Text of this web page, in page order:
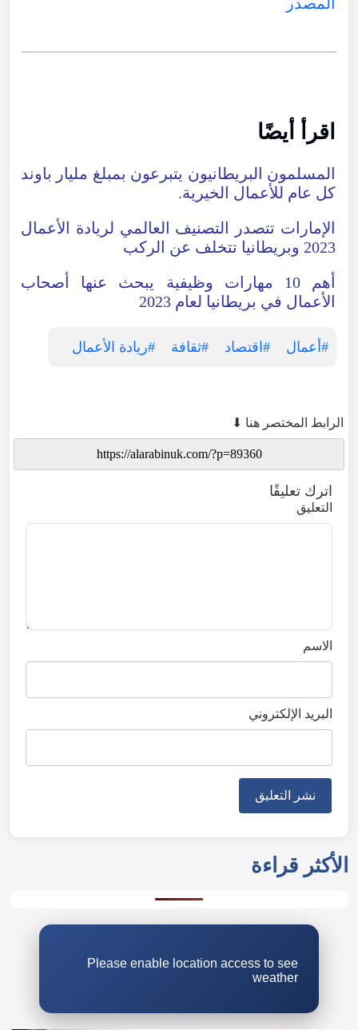
اقرأ أيضًا
المسلمون البريطانيون يتبرعون بمبلغ مليار باوند
كل عام للأعمال الخيرية.
الإمارات تتصدر التصنيف العالمي لريادة الأعمال
2023 وبريطانيا تتخلف عن الركب
أهم 10 مهارات وظيفية يبحث عنها أصحاب
الأعمال في بريطانيا لعام 2023
#أعمال #اقتصاد #ثقافة #ريادة الأعمال
الرابط المختصر هنا ⬇
اترك تعليقًا
التعليق
الاسم
البريد الإلكتروني
الأكثر قراءة
Please enable location access to see
weather